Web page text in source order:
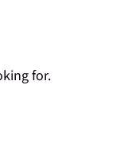
for.